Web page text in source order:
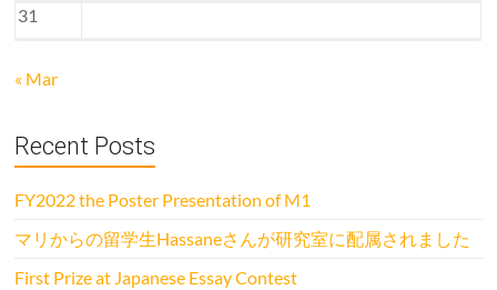
31
« Mar
Recent Posts
FY2022 the Poster Presentation of M1
マリからの留学生Hassaneさんが研究室に配属されました
First Prize at Japanese Essay Contest